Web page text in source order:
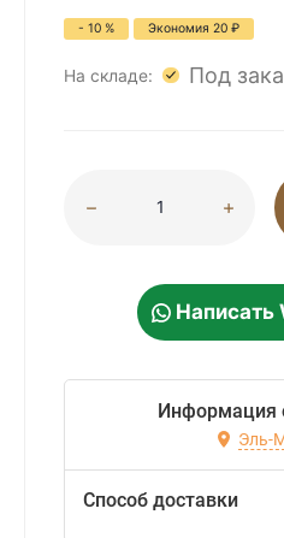
- 10 % Экономия 20 ₽
На складе: Под
Написать
Информация
Эль-
Способ доставки